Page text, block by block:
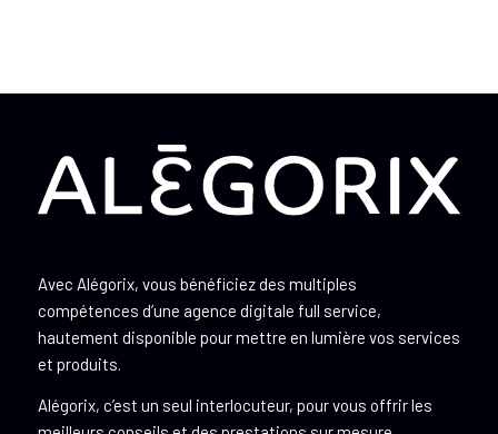
Avec Alégorix, vous bénéficiez des multiples
compétences d’une agence digitale full service,
hautement disponible pour mettre en lumière vos services
et produits.
Alégorix, c’est un seul interlocuteur, pour vous offrir les